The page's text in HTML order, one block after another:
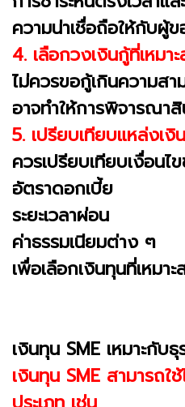
ความน่าเชื่อถือให้กับผู้ข
4. เลือกวงเงินกู้ที่เหมา
ไม่ควรขอกู้เกินความสา
อาจทำให้การพิจารณา
5. เปรียบเทียบแหล่งเ
ควรเปรียบเทียบเงื่อน
อัตราดอกเบี้ย
ระยะเวลาผ่อน
ค่าธรรมเนียมต่าง ๆ
เพื่อเลือกเงินทุนที่เหม
เงินทุน SME เหมาะกับ
เงินทุน SME สามารถ